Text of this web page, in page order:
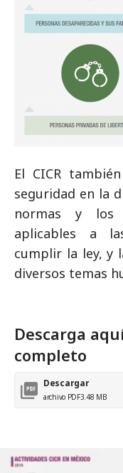
El CICR
seguridad en la
normas y los
aplicables a
cumplir la ley, y
diversos temas
Descarga
completo
Descargar
archivo PDF3.48 MB